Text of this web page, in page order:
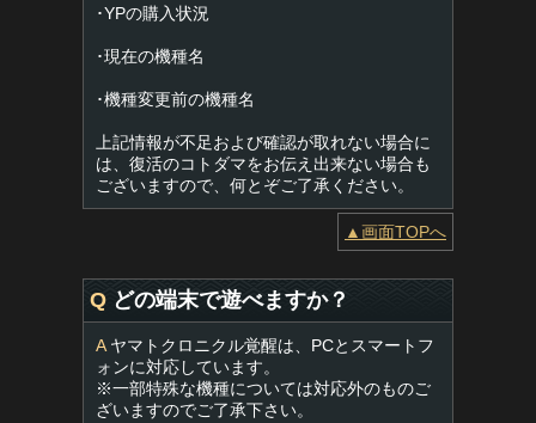
･YPの購入状況
･現在の機種名
･機種変更前の機種名
上記情報が不足および確認が取れない場合に
は、復活のコトダマをお伝え出来ない場合も
ございますので、何とぞご了承ください。
▲画面TOPへ
Q どの端末で遊べますか？
Aヤマトクロニクル覚醒は、PCとスマートフ
ォンに対応しています。
※一部特殊な機種については対応外のものご
ざいますのでご了承下さい。